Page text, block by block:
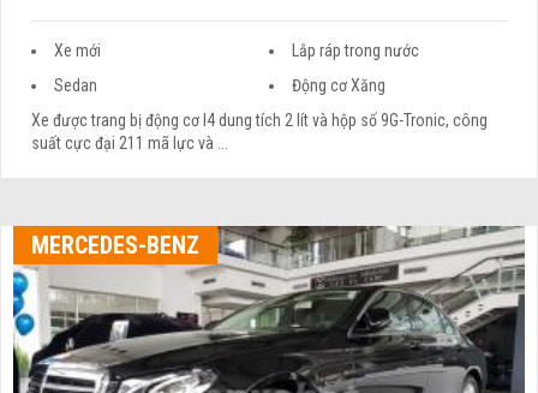
Xe mới
Lắp ráp trong nước
Sedan
Động cơ Xăng
Xe được trang bị động cơ I4 dung tích 2 lít và hộp số 9G-Tronic, công
suất cực đại 211 mã lực và ...
MERCEDES-BENZ